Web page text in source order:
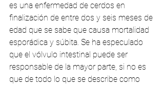
es una enfermedad de cerdos en
finalización de entre dos y seis meses de
edad que se sabe que causa mortalidad
esporádica y súbita. Se ha especulado
que el vólvulo intestinal puede ser
responsable de la mayor parte, si no es
que de todo lo que se describe como